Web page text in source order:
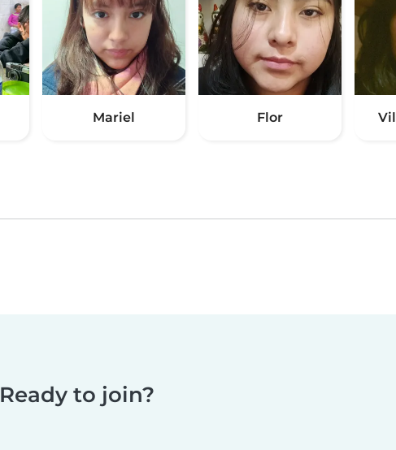
Mariel Flor
Ready to join?